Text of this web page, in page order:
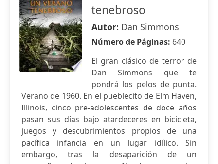
tenebroso
Autor: Dan Simmons
Número de Páginas: 640
El gran clásico de terror de
Dan Simmons que te
pondrá los pelos de punta.
Verano de 1960. En el pueblecito de Elm Haven,
Illinois, cinco pre-adolescentes de doce años
pasan sus días bajo atardeceres en bicicleta,
juegos y descubrimientos propios de una
pacífica infancia en un lugar idílico. Sin
embargo, tras la desaparición de un